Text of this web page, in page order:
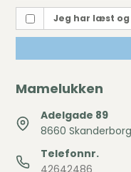
Jeg har læst
Mamelukken
Adelgade 89
8660
Telefonnr.